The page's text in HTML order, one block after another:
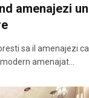
amenajezi un
sa il amenajezi ca
amenajat…